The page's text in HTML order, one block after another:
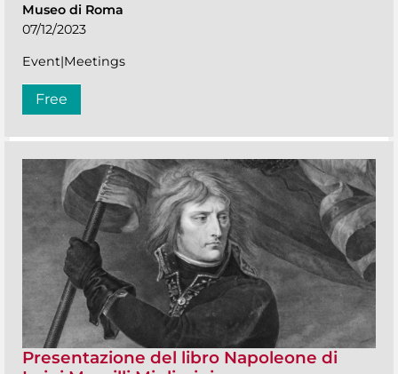
Museo di Roma
07/12/2023
Event|Meetings
Free
Presentazione del libro Napoleone di